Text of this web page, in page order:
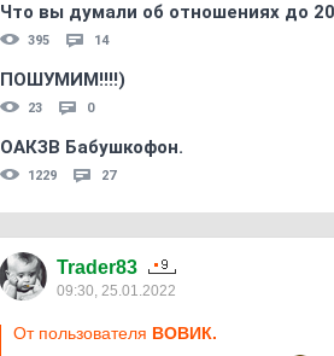
Что вы думали об отношениях до
395 14
ПОШУМИМ!!!!)
23 0
ОАКЗВ Бабушкофон.
1229 27
Trader83
09:30, 25.01.2022
От пользователя ВОВИК.